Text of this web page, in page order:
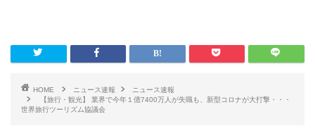
HOME ニュース速報
ニュース速報
【旅行・観光】 業界で今年１億7400万人が失職も、新型コロナが大打撃・・・
世界旅行ツーリズム協議会